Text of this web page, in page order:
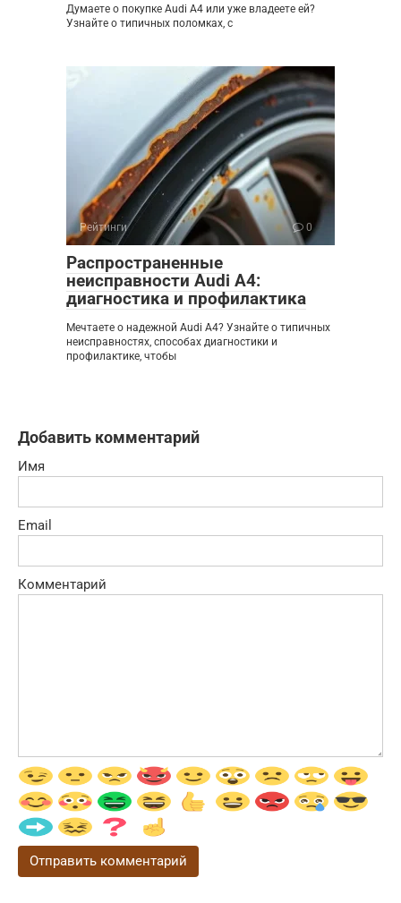
Думаете о покупке Audi A4 или уже владеете ей?
Узнайте о типичных поломках, с
Рейтинги 0
Распространенные
неисправности Audi A4:
диагностика и профилактика
Мечтаете о надежной Audi A4? Узнайте о типичных
неисправностях, способах диагностики и
профилактике, чтобы
Добавить комментарий
Имя
Email
Комментарий